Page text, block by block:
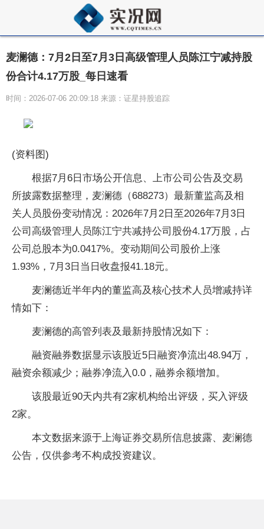
麦澜德：7月2日至7月3日高级管理人员陈江宁减持股
份合计4.17万股_每日速看
时间：2026-07-06 20:09:18 来源：证星持股追踪
(资料图)
根据7月6日市场公开信息、上市公司公告及交易
所披露数据整理，麦澜德（688273）最新董监高及相
关人员股份变动情况：2026年7月2日至2026年7月3日
公司高级管理人员陈江宁共减持公司股份4.17万股，占
公司总股本为0.0417%。变动期间公司股价上涨
1.93%，7月3日当日收盘报41.18元。
麦澜德近半年内的董监高及核心技术人员增减持详
情如下：
麦澜德的高管列表及最新持股情况如下：
融资融券数据显示该股近5日融资净流出48.94万，
融资余额减少；融券净流入0.0，融券余额增加。
该股最近90天内共有2家机构给出评级，买入评级
2家。
本文数据来源于上海证券交易所信息披露、麦澜德
公告，仅供参考不构成投资建议。